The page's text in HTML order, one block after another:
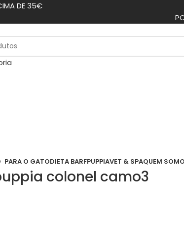
DE 35€
PARA O GATODIETA BARFPUPPIAVET & SPAQUEM
colonel camo3